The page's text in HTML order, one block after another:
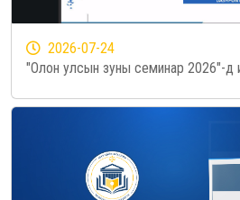
2026-07-24
"Олон улсын зуны семинар 2026"-д